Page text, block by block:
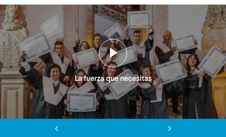
La fuerza que necesitas